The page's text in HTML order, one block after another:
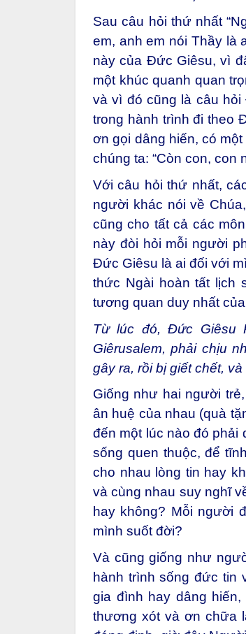
Sau câu hỏi thứ nhất
em, anh em nói Thầy là
này của Đức Giêsu, vì
một khúc quanh quan
và vì đó cũng là câu
trong hành trình đi theo
ơn gọi dâng hiến, có
chúng ta: “Còn con, con
Với câu hỏi thứ nhất,
người khác nói về
cũng cho tất cả các
này đòi hỏi mỗi người
Đức Giêsu là ai đối với
thức Ngài hoàn tất lịch
tương quan duy nhất
Từ lúc đó, Đức Giêsu
Giêrusalem, phải chịu
gây ra, rồi bị giết chết,
Giống như hai người
ân huệ của nhau (quà
đến một lúc nào đó phải
sống quen thuộc, để
cho nhau lòng tin hay
và cùng nhau suy nghĩ
hay không? Mỗi người
mình suốt đời?
Và cũng giống như
hành trình sống đức tin
gia đình hay dâng
thương xót và ơn chữa